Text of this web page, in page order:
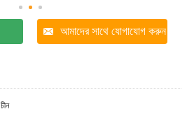
আমাদের সাথে যোগাযোগ করুন
চীন